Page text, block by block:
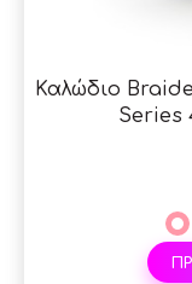
Καλώδιο
Series